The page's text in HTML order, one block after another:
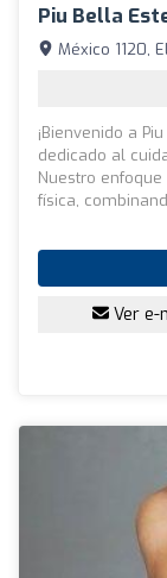
Piu Bella
México 1120,
¡Bienvenido a
dedicado al
Nuestro
física,
Ver e-